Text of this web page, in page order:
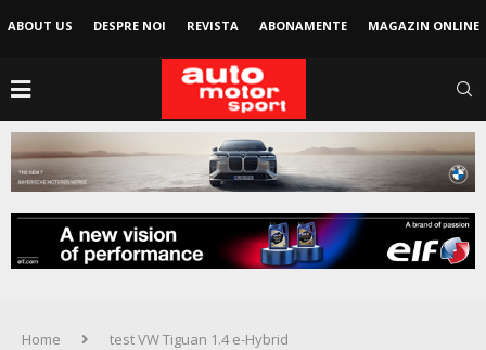
ABOUT US DESPRE NOI REVISTA ABONAMENTE MAGAZIN ONLINE
Home test VW Tiguan 1.4 e-Hybrid